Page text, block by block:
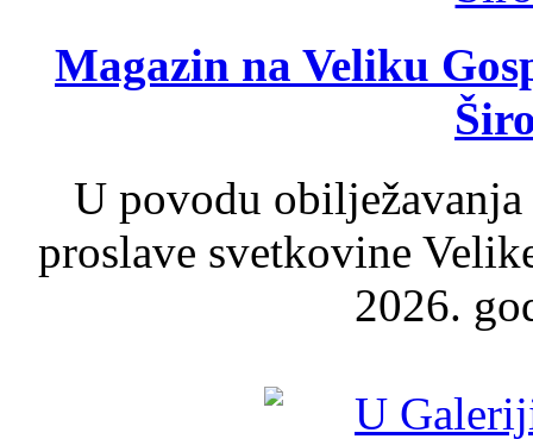
Magazin na Veliku
U povodu
proslave svetkovine
2026.